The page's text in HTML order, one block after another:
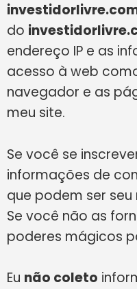
do
endereço IP e as
acesso à web
navegador e as
meu site.
Se você se
informações de
que podem ser
Se você não as
poderes mágicos
Eu não coleto